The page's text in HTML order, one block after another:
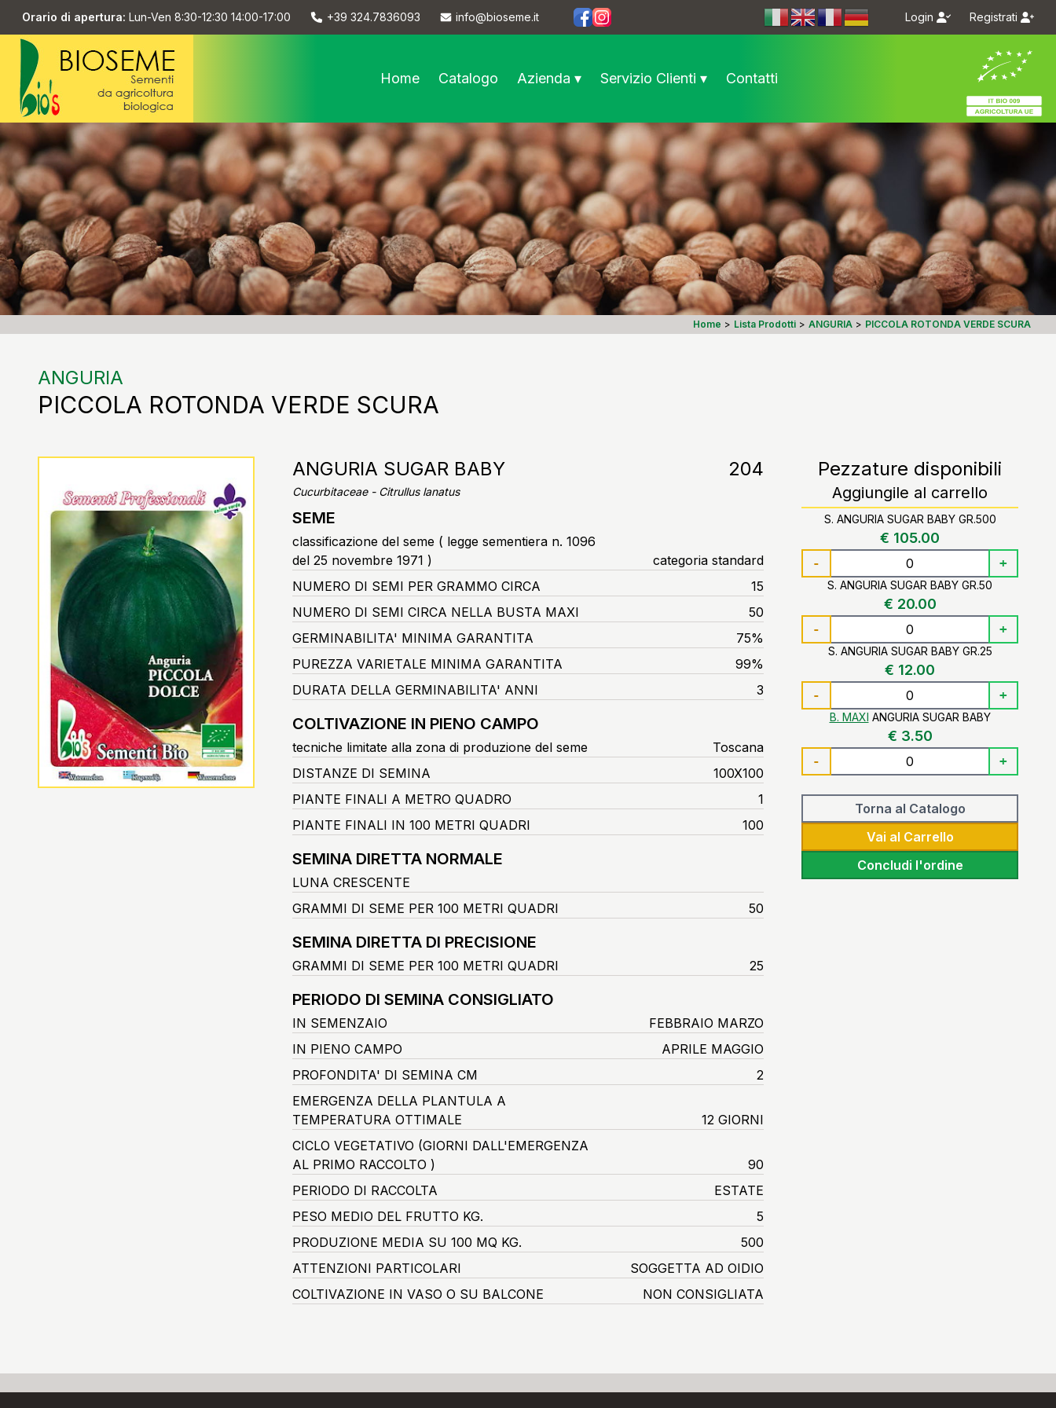
Orario di apertura: Lun-Ven 8:30-12:30 14:00-17:00 +39 324.7836093
info@bioseme.it
https://www.facebook.com/bioseme.it/
https://www.instagram.com/bioseme.it/
Login Registrati
Home Catalogo Azienda ▾ Servizio Clienti ▾ Contatti
Home > Lista Prodotti > ANGURIA > PICCOLA ROTONDA VERDE SCURA
ANGURIA
PICCOLA ROTONDA VERDE SCURA
ANGURIA SUGAR BABY 204
Cucurbitaceae - Citrullus lanatus
SEME
classificazione del seme ( legge sementiera n. 1096
del 25 novembre 1971 )
categoria standard
NUMERO DI SEMI PER GRAMMO CIRCA
15
NUMERO DI SEMI CIRCA NELLA BUSTA MAXI
50
GERMINABILITA' MINIMA GARANTITA
75%
PUREZZA VARIETALE MINIMA GARANTITA
99%
DURATA DELLA GERMINABILITA' ANNI
3
COLTIVAZIONE IN PIENO CAMPO
tecniche limitate alla zona di produzione del seme
Toscana
DISTANZE DI SEMINA
100X100
PIANTE FINALI A METRO QUADRO
1
PIANTE FINALI IN 100 METRI QUADRI
100
SEMINA DIRETTA NORMALE
LUNA CRESCENTE
GRAMMI DI SEME PER 100 METRI QUADRI
50
SEMINA DIRETTA DI PRECISIONE
GRAMMI DI SEME PER 100 METRI QUADRI 25
PERIODO DI SEMINA CONSIGLIATO
IN SEMENZAIO
FEBBRAIO MARZO
IN PIENO CAMPO
APRILE MAGGIO
PROFONDITA' DI SEMINA CM
2
EMERGENZA DELLA PLANTULA A
TEMPERATURA OTTIMALE
12 GIORNI
CICLO VEGETATIVO (GIORNI DALL'EMERGENZA
AL PRIMO RACCOLTO )
90
PERIODO DI RACCOLTA
ESTATE
PESO MEDIO DEL FRUTTO KG.
5
PRODUZIONE MEDIA SU 100 MQ KG.
500
ATTENZIONI PARTICOLARI
SOGGETTA AD OIDIO
COLTIVAZIONE IN VASO O SU BALCONE
NON CONSIGLIATA
Pezzature disponibili
Aggiungile al carrello
S. ANGURIA SUGAR BABY GR.500
€ 105.00
- +
S. ANGURIA SUGAR BABY GR.50
€ 20.00
- +
S. ANGURIA SUGAR BABY GR.25
€ 12.00
- +
B. MAXI ANGURIA SUGAR BABY
€ 3.50
- +
Torna al Catalogo
Vai al Carrello
Concludi l'ordine